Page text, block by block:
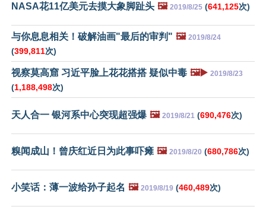
NASA花11亿美元去摸大象脚趾头 🖼️ 2019/8/25 (641,125次)
与你息息相关！破解油画"最后的审判" 🖼️ 2019/8/24
(399,811次)
视察莫高窟 习近平脸上花花搭搭 疑似中毒 🖼️▶️ 2019/8/23
(1,188,498次)
天人合一 银河系中心突现超强爆 🖼️ 2019/8/21 (690,476次)
糗闻成山！曾庆红近日为此事吓瘫 🖼️ 2019/8/20 (680,786次)
小笑话：薄一波给孙子起名 🖼️ 2019/8/19 (460,489次)